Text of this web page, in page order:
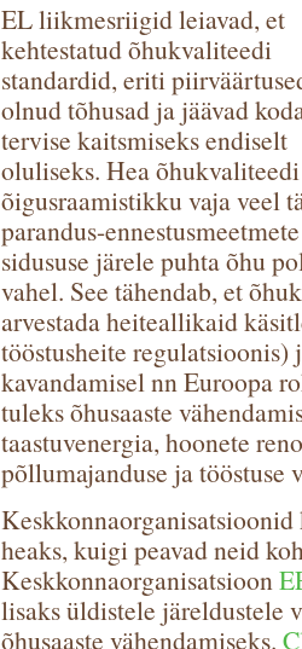
EL liikmesriigid leiavad, et
kehtestatud õhukvaliteedi
standardid, eriti
olnud tõhusad ja jäävad
tervise kaitsmiseks endiselt
oluliseks. Hea
õigusraamistikku vaja veel
parandus-
sidususe järele puhta õhu
vahel. See tähendab, et
arvestada heiteallikaid
tööstusheite
kavandamisel nn Euroopa
tuleks õhusaaste
taastuvenergia, hoonete
põllumajanduse ja tööstuse
heaks, kuigi peavad neid
Keskkonnaorganisatsioon
lisaks üldistele järeldustele
õhusaaste vähendamiseks.